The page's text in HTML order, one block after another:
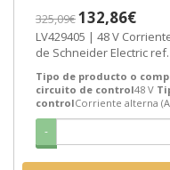
325,09€132,86€
LV429405 | 48 V Corriente alterna (AC, CA) Bobina de disparo
de Schneider Electric ref.
Tipo de producto o
circuito de control48 V
controlCorriente alterna
-